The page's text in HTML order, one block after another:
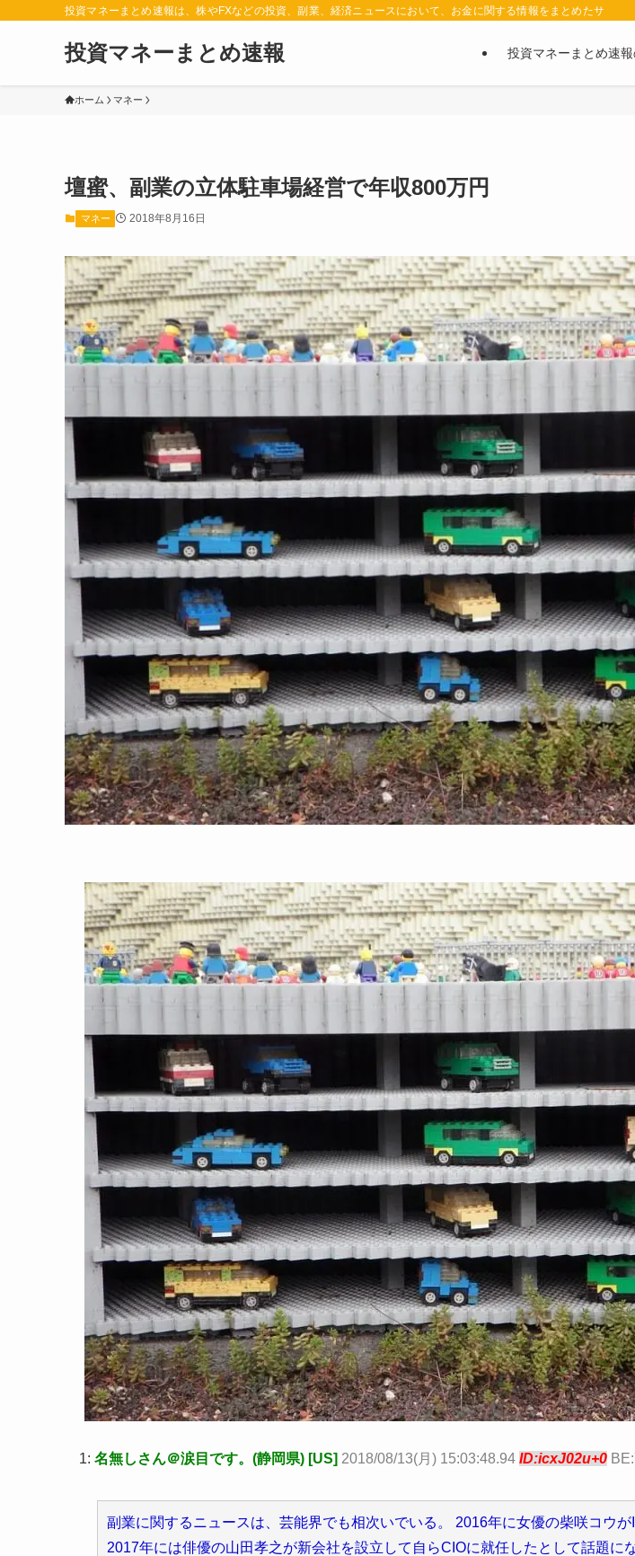
投資マネーまとめ速報は、株やFXなどの投資、副業、経済ニュースにおいて、お金に関する情報をまとめたサイ
投資マネーまとめ速報 投資マネーまとめ速
ホーム マネー
壇蜜、副業の立体駐車場経営で年収800万円
マネー 2018年8月16日
1: 名無しさん＠涙目です。(静岡県) [US] 2018/08/13(月) 15:03:48.94 ID:icxJ02u+0
副業に関するニュースは、芸能界でも相次いでいる。 2016年に女優の柴咲コウが
2017年には俳優の山田孝之が新会社を設立して自らCIOに就任したとして話題に